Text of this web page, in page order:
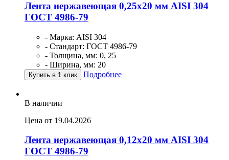
Лента нержавеющая 0,25х20 мм AISI 304
ГОСТ 4986-79
- Марка: AISI 304
- Стандарт: ГОСТ 4986-79
- Толщина, мм: 0, 25
- Ширина, мм: 20
Купить в 1 клик Подробнее
В наличии
Цена от 19.04.2026
Лента нержавеющая 0,12х20 мм AISI 304
ГОСТ 4986-79